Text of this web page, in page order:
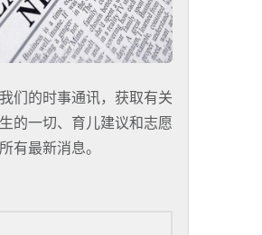
们的时事通讯，获取有关
的一切、育儿建议和志愿
有最新消息。